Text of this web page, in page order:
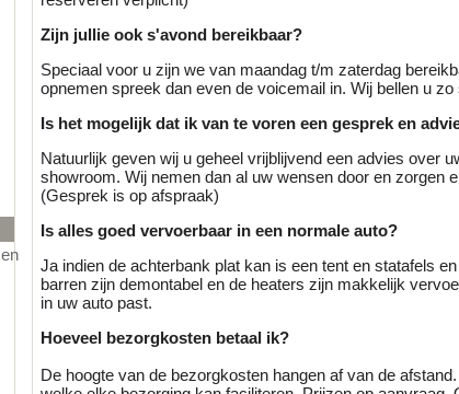
Zijn jullie ook s'avond bereikbaar?
Speciaal voor u zijn we van maandag t/m zaterdag
opnemen spreek dan even de voicemail in. Wij bellen u
Is het mogelijk dat ik van te voren een gesprek en
Natuurlijk geven wij u geheel vrijblijvend een advies over
showroom. Wij nemen dan al uw wensen door en zorgen
(Gesprek is op afspraak)
Is alles goed vervoerbaar in een normale auto?
Ja indien de achterbank plat kan is een tent en statafels
barren zijn demontabel en de heaters zijn makkelijk
in uw auto past.
Hoeveel bezorgkosten betaal ik?
De hoogte van de bezorgkosten hangen af van de